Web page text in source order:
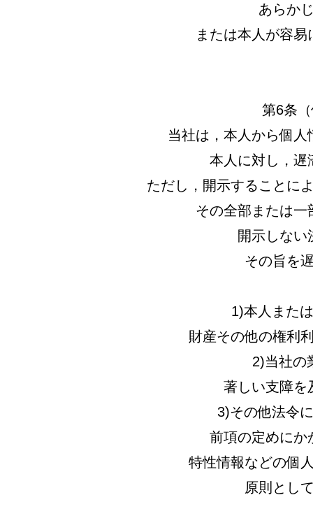
あらか
または本人が容
第6条
当社は，本人から個
本人に対し，遅
ただし，開示することに
その全部または
開示しない
その旨を
1)本人また
財産その他の権利
2)当社の
著しい支障を
3)その他法令
前項の定めにか
特性情報などの個
原則とし